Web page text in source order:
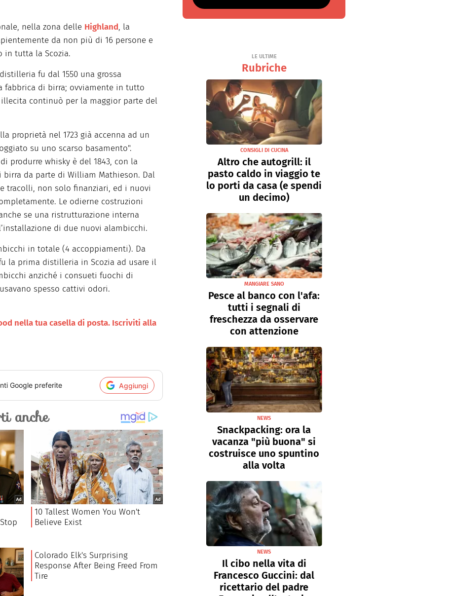
nella zona delle Highland, la
da non più di 16 persone e
in tutta la Scozia.
fu dal 1550 una grossa
fabbrica di birra; ovviamente in tutto
continuò per la maggior parte del
proprietà nel 1723 già accenna ad un
su uno scarso basamento".
produrre whisky è del 1843, con la
da parte di William Mathieson. Dal
tracolli, non solo finanziari, ed i nuovi
Le odierne costruzioni
se una ristrutturazione interna
di due nuovi alambicchi.
in totale (4 accoppiamenti). Da
la prima distilleria in Scozia ad usare il
anziché i consueti fuochi di
spesso cattivi odori.
nella tua casella di posta. Iscriviti alla
Google preferite Aggiungi
LE ULTIME
Rubriche
CONSIGLI DI CUCINA
Altro che autogrill: il
pasto caldo in viaggio te
lo porti da casa (e spendi
un decimo)
MANGIARE SANO
Pesce al banco con l'afa:
tutti i segnali di
freschezza da osservare
con attenzione
NEWS
Snackpacking: ora la
vacanza "più buona" si
costruisce uno spuntino
alla volta
NEWS
Il cibo nella vita di
Francesco Guccini: dal
ricettario del padre